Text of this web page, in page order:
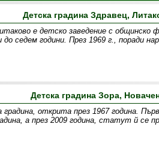
Детска градина Здравец,
е детско заведение с общинско
седем години. През 1969 г., поради
Детска градина Зора,
открита през 1967 година.
а през 2009 година, статут й се